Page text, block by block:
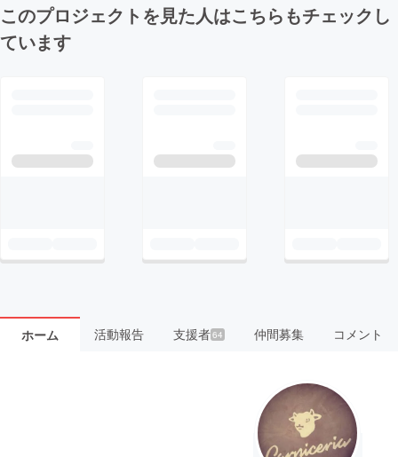
このプロジェクトを見た人はこちらもチェックし
ています
ホーム 活動報告 支援者64 仲間募集 コメント